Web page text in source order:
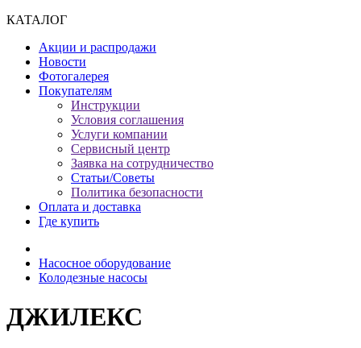
КАТАЛОГ
Акции и распродажи
Новости
Фотогалерея
Покупателям
Инструкции
Условия соглашения
Услуги компании
Сервисный центр
Заявка на сотрудничество
Статьи/Советы
Политика безопасности
Оплата и доставка
Где купить
Насосное оборудование
Колодезные насосы
ДЖИЛЕКС